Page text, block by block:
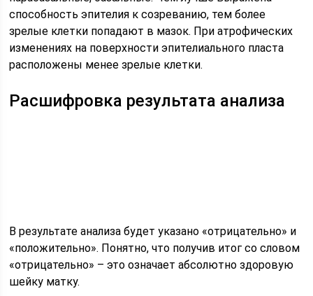
способность эпителия к созреванию, тем более
зрелые клетки попадают в мазок. При атрофических
изменениях на поверхности эпителиального пласта
расположены менее зрелые клетки.
Расшифровка результата анализа
В результате анализа будет указано «отрицательно» и
«положительно». Понятно, что получив итог со словом
«отрицательно» – это означает абсолютно здоровую
шейку матку.